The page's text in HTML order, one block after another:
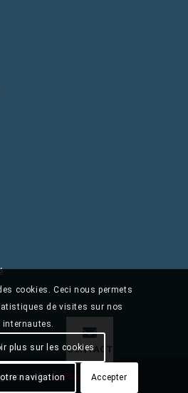
CONTACT
web :Le Plus Du Web
cookies. Ceci nous permets
de visites sur nos
internautes.
plus sur les cookies
navigation Accepter